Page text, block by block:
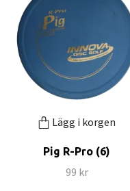
Lägg i korgen
Pig R-Pro (6)
99 kr